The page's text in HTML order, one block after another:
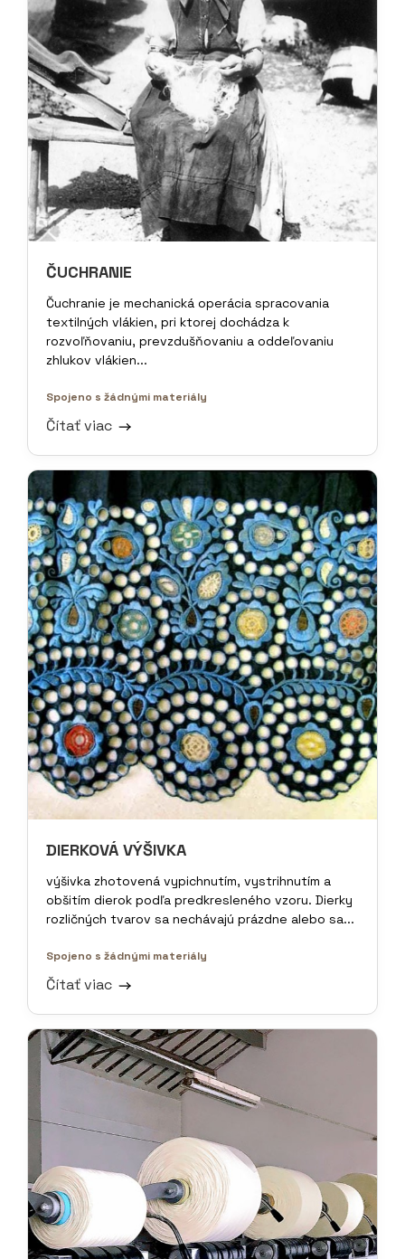
ČUCHRANIE
Čuchranie je mechanická operácia spracovania
textilných vlákien, pri ktorej dochádza k
rozvoľňovaniu, prevzdušňovaniu a oddeľovaniu
zhlukov vlákien...
Spojeno s žádnými materiály
Čítať viac
DIERKOVÁ VÝŠIVKA
výšivka zhotovená vypichnutím, vystrihnutím a
obšitím dierok podľa predkresleného vzoru. Dierky
rozličných tvarov sa nechávajú prázdne alebo sa...
Spojeno s žádnými materiály
Čítať viac